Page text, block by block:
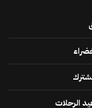
الرحلات